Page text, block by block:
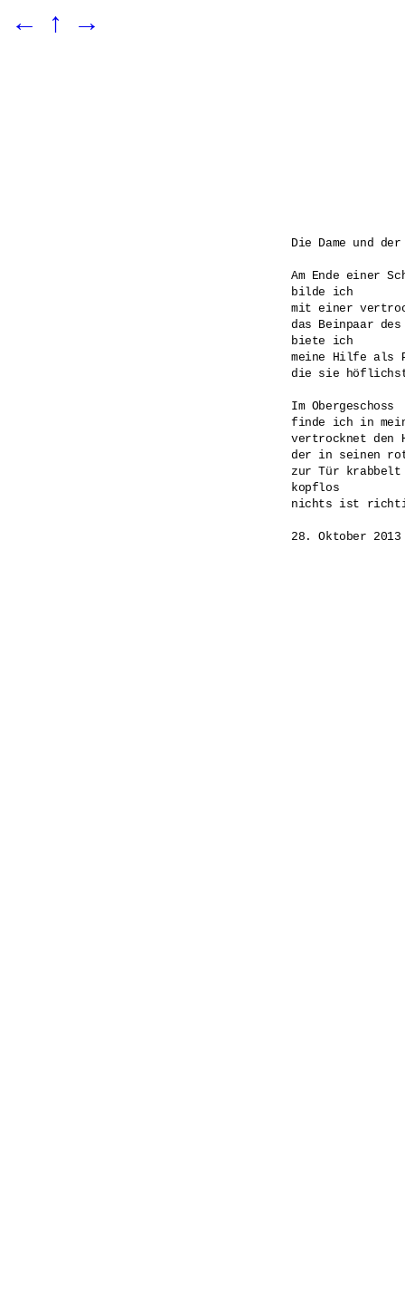
← ↑ →
Die Dame und
Am Ende einer
bilde ich
mit einer
das Beinpaar des
biete ich
meine Hilfe als
die sie höflichst
Im Obergeschoss
finde ich in
vertrocknet den
der in seinen
zur Tür krabbelt
kopflos
nichts ist
28. Oktober 2013